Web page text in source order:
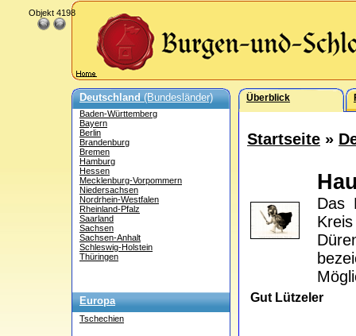
Deutschland(Bundesländer)
Baden-Württemberg
Bayern
Berlin
Brandenburg
Bremen
Hamburg
Hessen
Mecklenburg-Vorpommern
Niedersachsen
Nordrhein-Westfalen
Rheinland-Pfalz
Saarland
Sachsen
Sachsen-Anhalt
Schleswig-Holstein
Thüringen
Europa
Tschechien
Überblick
Startseite »
Das
Gut Lützeler
Objekt 4198